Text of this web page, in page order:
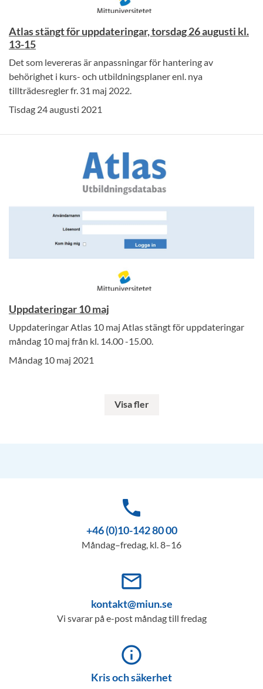
Atlas stängt för uppdateringar, torsdag 26 augusti kl.
13-15
Det som levereras är anpassningar för hantering av
behörighet i kurs- och utbildningsplaner enl. nya
tillträdesregler fr. 31 maj 2022.
Tisdag 24 augusti 2021
Uppdateringar 10 maj
Uppdateringar Atlas 10 maj Atlas stängt för uppdateringar
måndag 10 maj från kl. 14.00 -15.00.
Måndag 10 maj 2021
Visa fler
phone
+46 (0)10-142 80 00
Måndag–fredag, kl. 8–16
mail_outline
kontakt@miun.se
Vi svarar på e-post måndag till fredag
info_outline
Kris och säkerhet